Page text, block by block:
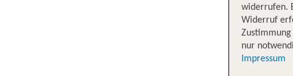
widerrufen.
Widerruf
nur
Impressum